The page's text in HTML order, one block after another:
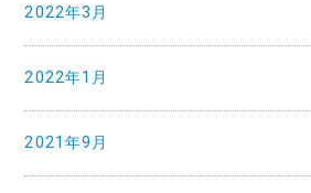
2022年3月
2022年1月
2021年9月